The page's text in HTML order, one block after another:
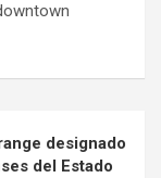
designado
del Estado